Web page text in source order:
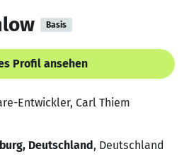
Basis
Profil ansehen
Entwickler, Carl Thiem
Deutschland, Deutschland